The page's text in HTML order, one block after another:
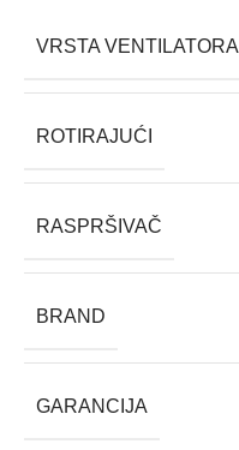
VRSTA VENTILATORA
ROTIRAJUĆI
RASPRŠIVAČ
BRAND
GARANCIJA